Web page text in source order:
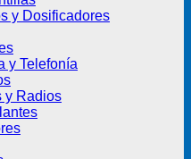
y Dosificadores
y Telefonía
y Radios